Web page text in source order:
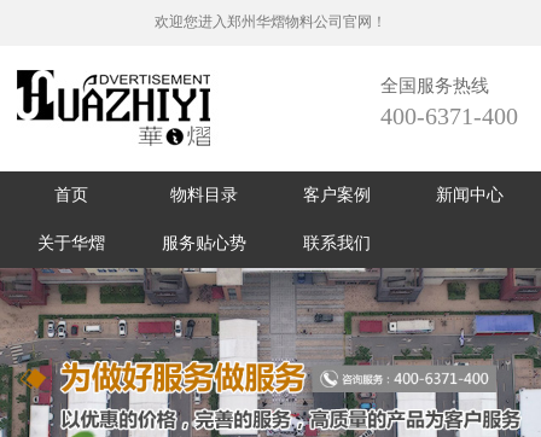
欢迎您进入郑州华熠物料公司官网！
全国服务热线
400-6371-400
首页 物料目录 客户案例 新闻中心
关于华熠 服务贴心势 联系我们